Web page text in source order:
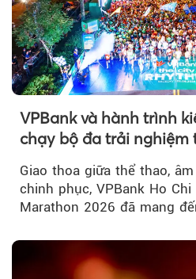
VPBank và hành trình
chạy bộ đa trải nghiệm
Giao thoa giữa thể thao,
chinh phục, VPBank Ho
Marathon 2026 đã mang